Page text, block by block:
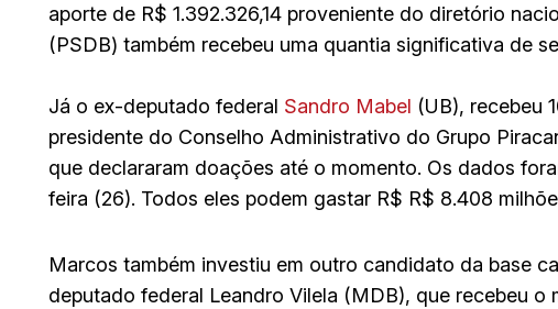
aporte de R$ 1.392.326,14 proveniente do diretório
(PSDB) também recebeu uma quantia significativa de
Já o ex-deputado federal Sandro Mabel (UB), recebeu
presidente do Conselho Administrativo do Grupo
que declararam doações até o momento. Os dados
feira (26). Todos eles podem gastar R$ R$ 8.408
Marcos também investiu em outro candidato da base
deputado federal Leandro Vilela (MDB), que recebeu o